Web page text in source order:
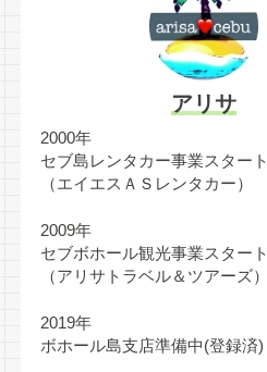
アリサ
2000年
セブ島レンタカー事業スタート
（エイエスＡＳレンタカー）
2009年
セブボホール観光事業スタート
（アリサトラベル＆ツアーズ）
2019年
ボホール島支店準備中(登録済)